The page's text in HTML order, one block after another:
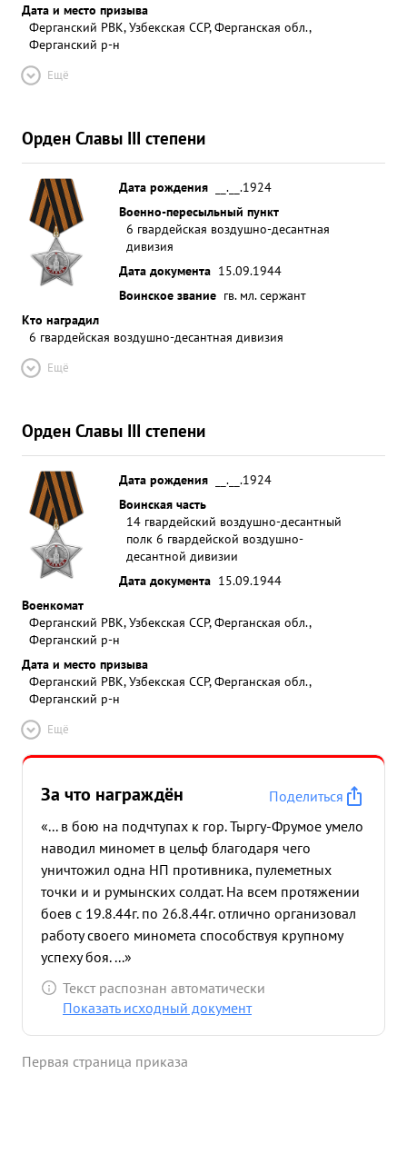
Дата и место призыва
Ферганский РВК, Узбекская ССР, Ферганская обл.,
Ферганский р-н
Ещё
Орден Славы III степени
Дата рождения
__.__.1924
Военно-пересыльный пункт
6 гвардейская воздушно-десантная
дивизия
Дата документа 15.09.1944
Воинское звание гв. мл. сержант
Кто наградил
6 гвардейская воздушно-десантная дивизия
Ещё
Орден Славы III степени
Дата рождения
__.__.1924
Воинская часть
14 гвардейский воздушно-десантный
полк 6 гвардейской воздушно-
десантной дивизии
Дата документа 15.09.1944
Военкомат
Ферганский РВК, Узбекская ССР, Ферганская обл.,
Ферганский р-н
Дата и место призыва
Ферганский РВК, Узбекская ССР, Ферганская обл.,
Ферганский р-н
Ещё
За что награждён
Поделиться
«... в бою на подчтупах к гор. Тыргу-Фрумое умело
наводил миномет в цельф благодаря чего
уничтожил одна НП противника, пулеметных
точки и и румынских солдат. На всем протяжении
боев с 19.8.44г. по 26.8.44г. отлично организовал
работу своего миномета способствуя крупному
успеху боя. ...»
Текст распознан автоматически
Показать исходный документ
Первая страница приказа